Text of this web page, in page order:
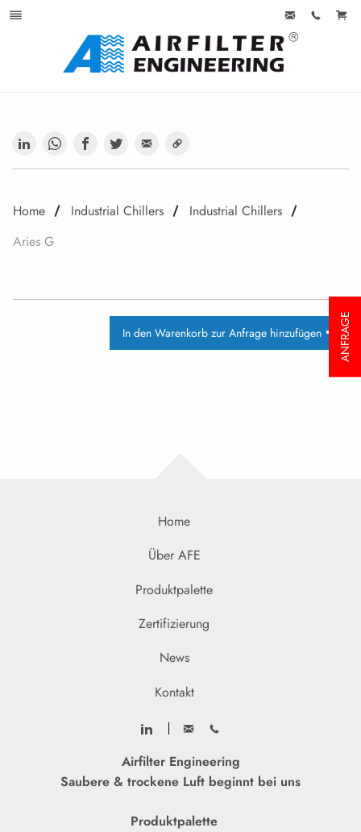
Home Industrial Chillers
Industrial Chillers
Aries G
In den Warenkorb zur Anfrage hinzufügen
Home
Über AFE
Produktpalette
Zertifizierung
News
Kontakt
Airfilter Engineering
Saubere & trockene Luft beginnt bei uns
Produktpalette
ANFRAGE